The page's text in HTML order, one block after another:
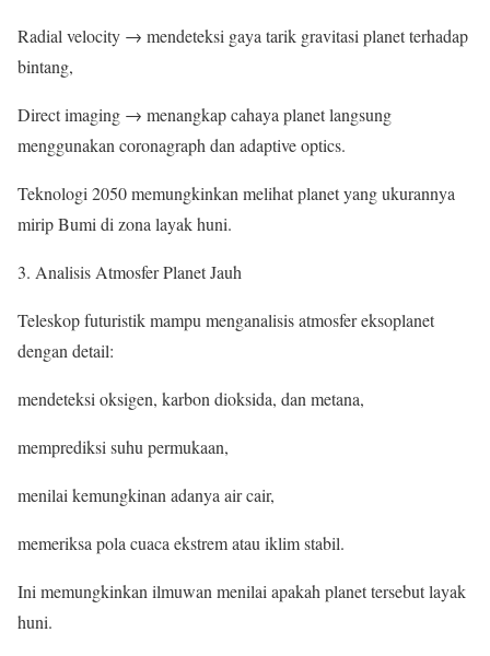
Radial velocity → mendeteksi gaya tarik gravitasi planet terhadap
bintang,
Direct imaging → menangkap cahaya planet langsung
menggunakan coronagraph dan adaptive optics.
Teknologi 2050 memungkinkan melihat planet yang ukurannya
mirip Bumi di zona layak huni.
3. Analisis Atmosfer Planet Jauh
Teleskop futuristik mampu menganalisis atmosfer eksoplanet
dengan detail:
mendeteksi oksigen, karbon dioksida, dan metana,
memprediksi suhu permukaan,
menilai kemungkinan adanya air cair,
memeriksa pola cuaca ekstrem atau iklim stabil.
Ini memungkinkan ilmuwan menilai apakah planet tersebut layak
huni.